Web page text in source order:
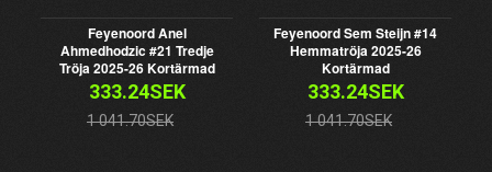
Feyenoord Anel
Ahmedhodzic #21 Tredje
Tröja 2025-26 Kortärmad
333.24SEK
1 041.70SEK
Feyenoord Sem Steijn #14
Hemmatröja 2025-26
Kortärmad
333.24SEK
1 041.70SEK